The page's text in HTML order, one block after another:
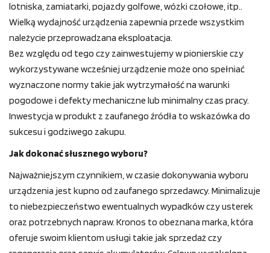
lotniska, zamiatarki, pojazdy golfowe, wózki czołowe, itp..
Wielką wydajność urządzenia zapewnia przede wszystkim
należycie przeprowadzana eksploatacja.
Bez względu od tego czy zainwestujemy w pionierskie czy
wykorzystywane wcześniej urządzenie może ono spełniać
wyznaczone normy takie jak wytrzymałość na warunki
pogodowe i defekty mechaniczne lub minimalny czas pracy.
Inwestycja w produkt z zaufanego źródła to wskazówka do
sukcesu i godziwego zakupu.
Jak dokonać słusznego wyboru?
Najważniejszym czynnikiem, w czasie dokonywania wyboru
urządzenia jest kupno od zaufanego sprzedawcy. Minimalizuje
to niebezpieczeństwo ewentualnych wypadków czy usterek
oraz potrzebnych napraw. Kronos to obeznana marka, która
oferuje swoim klientom usługi takie jak sprzedaż czy